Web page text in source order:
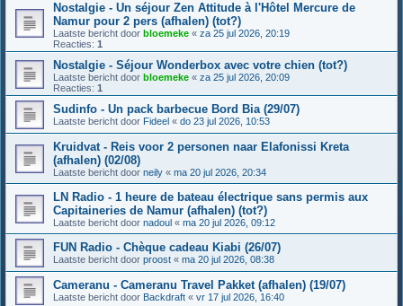
Nostalgie - Un séjour Zen Attitude à l'Hôtel Mercure de
Namur pour 2 pers (afhalen) (tot?)
Laatste bericht door bloemeke « za 25 jul 2026, 20:19
Reacties: 1
Nostalgie - Séjour Wonderbox avec votre chien (tot?)
Laatste bericht door bloemeke « za 25 jul 2026, 20:09
Reacties: 1
Sudinfo - Un pack barbecue Bord Bia (29/07)
Laatste bericht door Fideel « do 23 jul 2026, 10:53
Kruidvat - Reis voor 2 personen naar Elafonissi Kreta
(afhalen) (02/08)
Laatste bericht door neily « ma 20 jul 2026, 20:34
LN Radio - 1 heure de bateau électrique sans permis aux
Capitaineries de Namur (afhalen) (tot?)
Laatste bericht door nadoul « ma 20 jul 2026, 09:12
FUN Radio - Chèque cadeau Kiabi (26/07)
Laatste bericht door proost « ma 20 jul 2026, 08:38
Cameranu - Cameranu Travel Pakket (afhalen) (19/07)
Laatste bericht door Backdraft « vr 17 jul 2026, 16:40